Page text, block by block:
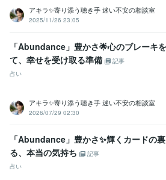
マイクロソフト オフィス スペシャリスト（
普通自動車第一種運転免許
中型自動車第二種運転免許 取得年 : 2018
乙種危険物取扱者 取得年 : 1990年
ビジネス・クリエイティブツール
Excel:3年
得意分野
悩み相談・カウンセリング
派遣業
資産運用・副業の相談 投資・投機FXトレ
個人トレーダー 資産運用
アキラ✨寄り添う聴き手 迷い不安の相談室
2025/11/26 23:05
「Abundance」豊かさ🌟心のブレーキ
て、幸せを受け取る準備
記事
占い
アキラ✨寄り添う聴き手 迷い不安の相談室
2026/07/29 02:30
「Abundance」豊かさ✨輝くカードの
る、本当の気持ち
記事
占い